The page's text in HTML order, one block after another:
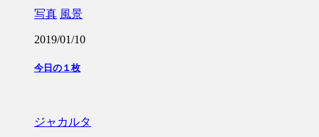
写真 風景
2019/01/10
今日の１枚
ジャカルタ